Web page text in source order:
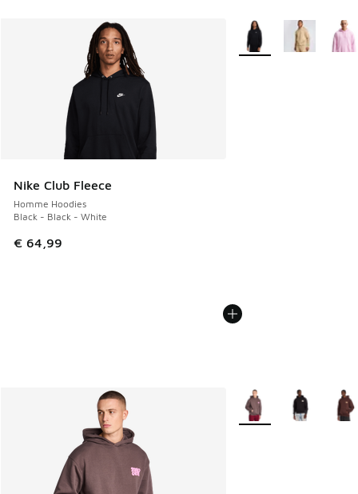
Nike Club Fleece
Homme Hoodies
Black - Black - White
€ 64,99
Plus de couleurs
Plus de couleurs